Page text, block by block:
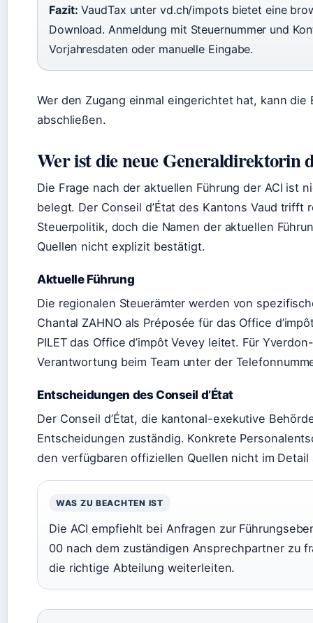
Fazit: VaudTax unter vd.ch/impots bietet eine
Download. Anmeldung mit Steuernummer und
Vorjahresdaten oder manuelle Eingabe.
Wer den Zugang einmal eingerichtet hat, kann
abschließen.
Wer ist die neue Generaldirektorin
Die Frage nach der aktuellen Führung der ACI ist
belegt. Der Conseil d’État des Kantons Vaud trifft
Steuerpolitik, doch die Namen der aktuellen
Quellen nicht explizit bestätigt.
Aktuelle Führung
Die regionalen Steuerämter werden von
Chantal ZAHNO als Préposée für das Office
PILET das Office d’impôt Vevey leitet. Für
Verantwortung beim Team unter der
Entscheidungen des Conseil d’État
Der Conseil d’État, die kantonal-exekutive
Entscheidungen zuständig. Konkrete
den verfügbaren offiziellen Quellen nicht im
WAS ZU BEACHTEN IST
Die ACI empfiehlt bei Anfragen zur
00 nach dem zuständigen Ansprechpartner zu
die richtige Abteilung weiterleiten.